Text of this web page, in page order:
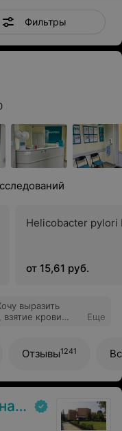
Фильтры
Helicobacter pylori
от 15,61 руб.
выразить
крови
Еще
Отзывы1241